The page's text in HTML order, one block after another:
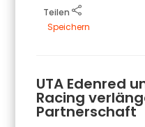
Teilen
Speichern
UTA Edenred
Racing
Partnerschaft